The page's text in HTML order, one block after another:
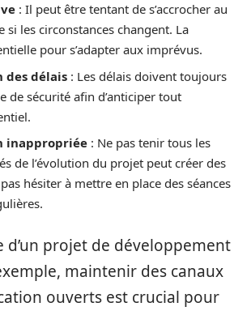
: Il peut être tentant de s’accrocher au
si les circonstances changent. La
pour s’adapter aux imprévus.
des délais : Les délais doivent toujours
de sécurité afin d’anticiper tout
inappropriée : Ne pas tenir tous les
de l’évolution du projet peut créer des
hésiter à mettre en place des séances
d’un projet de développement
maintenir des canaux
ouverts est crucial pour